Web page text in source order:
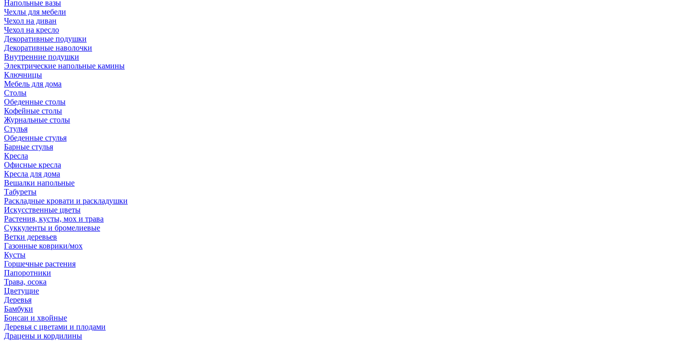
Напольные вазы
Чехлы для мебели
Чехол на диван
Чехол на кресло
Декоративные подушки
Декоративные наволочки
Внутренние подушки
Электрические напольные камины
Ключницы
Мебель для дома
Столы
Обеденные столы
Кофейные столы
Журнальные столы
Стулья
Обеденные стулья
Барные стулья
Кресла
Офисные кресла
Кресла для дома
Вешалки напольные
Табуреты
Раскладные кровати и раскладушки
Искусственные цветы
Растения, кусты, мох и трава
Суккуленты и бромелиевые
Ветки деревьев
Газонные коврики/мох
Кусты
Горшечные растения
Папоротники
Трава, осока
Цветущие
Деревья
Бамбуки
Бонсаи и хвойные
Деревья с цветами и плодами
Драцены и кордилины